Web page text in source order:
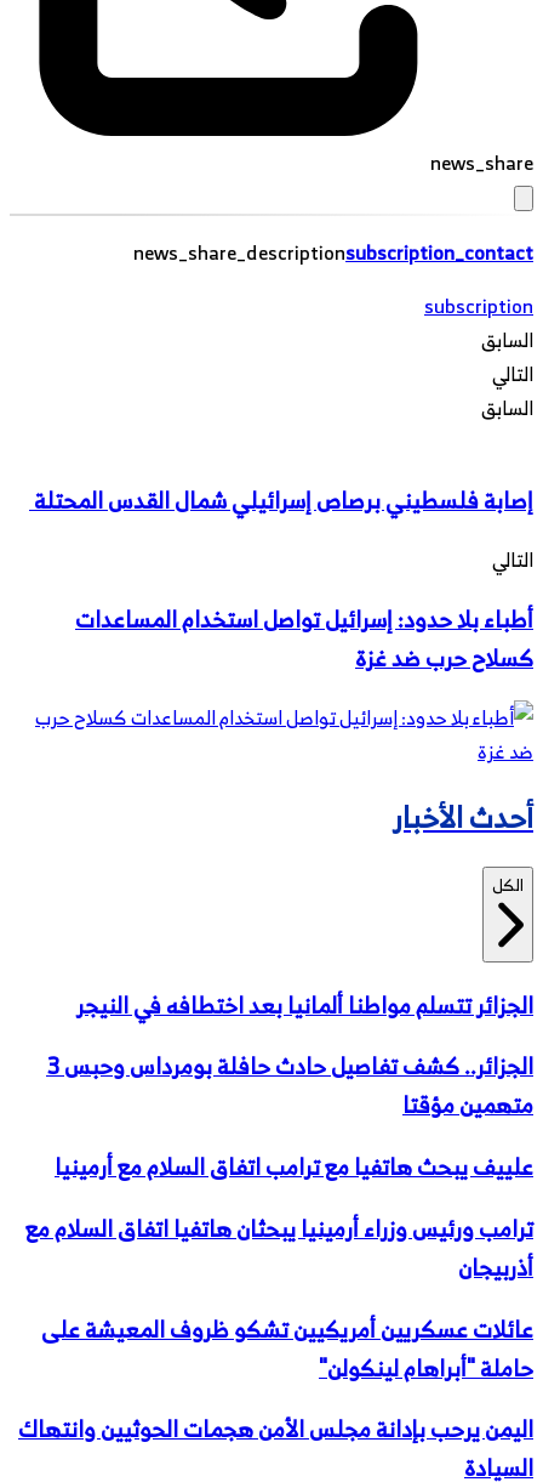
news_share
news_share_descriptionsubscription_contact
subscription
السابق
التالي
السابق
إصابة فلسطيني برصاص إسرائيلي شمال القدس المحتلة ‎
التالي
أطباء بلا حدود: إسرائيل تواصل استخدام المساعدات
كسلاح حرب ضد غزة
أحدث الأخبار
الكل
الجزائر تتسلم مواطنا ألمانيا بعد اختطافه في النيجر
الجزائر.. كشف تفاصيل حادث حافلة بومرداس وحبس 3
متهمين مؤقتا
علييف يبحث هاتفيا مع ترامب اتفاق السلام مع أرمينيا
ترامب ورئيس وزراء أرمينيا يبحثان هاتفيا اتفاق السلام مع
أذربيجان
عائلات عسكريين أمريكيين تشكو ظروف المعيشة على
حاملة "أبراهام لينكولن"
اليمن يرحب بإدانة مجلس الأمن هجمات الحوثيين وانتهاك
السيادة